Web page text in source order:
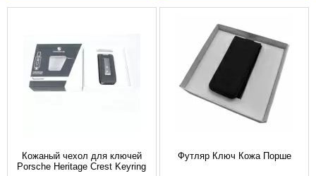
Кожаный чехол для ключей
Porsche Heritage Crest Keyring
Футляр Ключ Кожа Порше